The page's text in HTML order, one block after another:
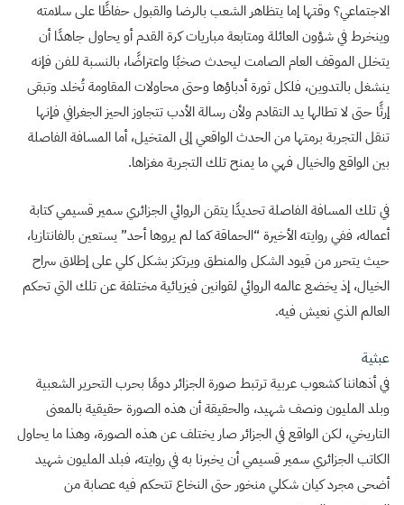
الاجتماعي؟ وقتها إما يتظاهر الشعب بالرضا والقبول حفاظًا على سلامته
وينخرط في شؤون العائلة ومتابعة مباريات كرة القدم أو يحاول جاهدًا أن
يتخلل الموقف العام الصامت ليحدث صخبًا واعتراضًا، بالنسبة للفن فإنه
ينشغل بالتدوين، فلكل ثورة أدباؤها وحتى محاولات المقاومة تُخلد وتبقى
إرثًا حتى لا تطالها يد التقادم ولأن رسالة الأدب تتجاوز الحيز الجغرافي فإنها
تنقل التجربة برمتها من الحدث الواقعي إلى المتخيل، أما المسافة الفاصلة
بين الواقع والخيال فهي ما يمنح تلك التجربة مغزاها.
في تلك المسافة الفاصلة تحديدًا يتقن الروائي الجزائري سمير قسيمي كتابة
أعماله، ففي روايته الأخيرة “الحماقة كما لم يروها أحد” يستعين بالفانتازيا،
حيث يتحرر من قيود الشكل والمنطق ويرتكز بشكل كلي على إطلاق سراح
الخيال، إذ يخضع عالمه الروائي لقوانين فيزيائية مختلفة عن تلك التي تحكم
العالم الذي نعيش فيه.
عبثية
في أذهاننا كشعوب عربية ترتبط صورة الجزائر دومًا بحرب التحرير الشعبية
وبلد المليون ونصف شهيد، والحقيقة أن هذه الصورة حقيقية بالمعنى
التاريخي، لكن الواقع في الجزائر صار يختلف عن هذه الصورة، وهذا ما يحاول
الكاتب الجزائري سمير قسيمي أن يخبرنا به في روايته، فبلد المليون شهيد
أضحى مجرد كيان شكلي منخور حتى النخاع تتحكم فيه عصابة من